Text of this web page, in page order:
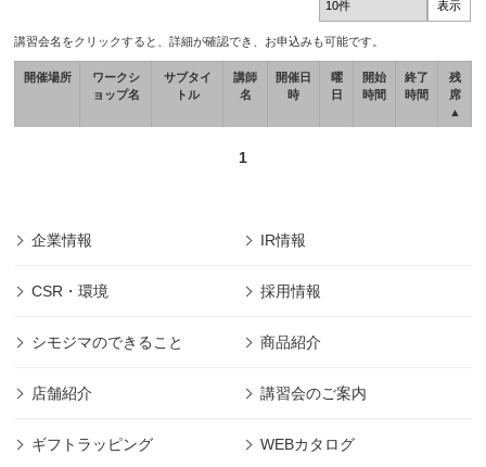
講習会名をクリックすると、詳細が確認でき、お申込みも可能です。
開催場所
ワークシ
ョップ名
サブタイ
トル
講師
名
開催日
時
曜
日
開始
時間
終了
時間
残
席
▲
1
企業情報 IR情報
CSR・環境 採用情報
シモジマのできること 商品紹介
店舗紹介 講習会のご案内
ギフトラッピング WEBカタログ